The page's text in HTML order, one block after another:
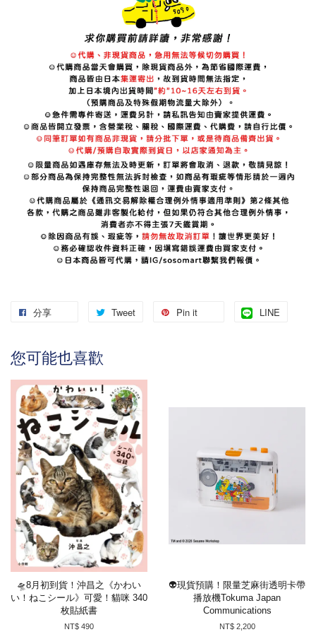
分享 Tweet Pin it LINE
您可能也喜歡
🛸8月初到貨！沖昌之《かわい
い！ねこシール》可愛！貓咪 340
枚貼紙書
NT$ 490
👽現貨預購！限量芝麻街透明卡帶
播放機Tokuma Japan
Communications
NT$ 2,200